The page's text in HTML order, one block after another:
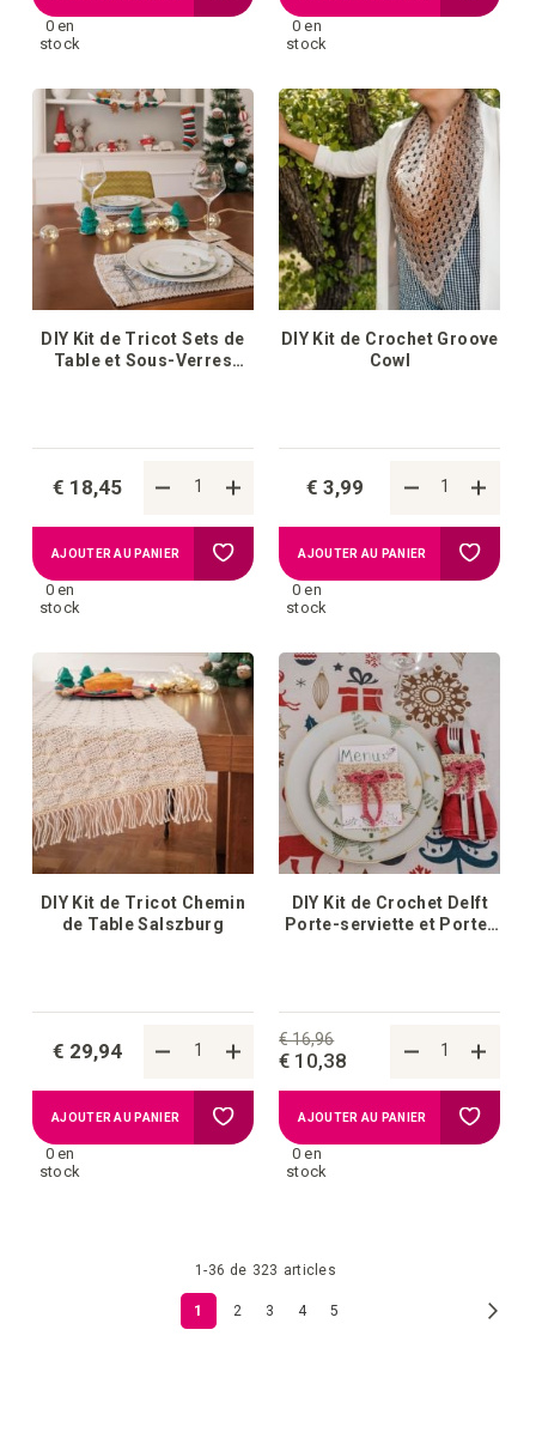
0 en
stock
la
liste
d'achats
0 en
stock
la
liste
DIY Kit de Tricot Sets de
Table et Sous-Verres
€ 18,45
0 en
stock
AJOUTER AU PANIER Ajouter
la
liste
d'achats
DIY Kit de Crochet Groove
Cowl
€ 3,99
0 en
stock
AJOUTER AU PANIER Ajouter
DIY Kit de Tricot Chemin
de Table Salszburg
€ 29,94
0 en
stock
AJOUTER AU PANIER Ajouter
liste
DIY Kit de Crochet Delft
Porte-serviette et Porte-
€ 16,96
€ 10,38
0 en
stock
AJOUTER AU PANIER Ajouter
Vous
1 Page
2 Page
3 Page
4 Page
5 Page
Suiv.
1-36 de 323 articles